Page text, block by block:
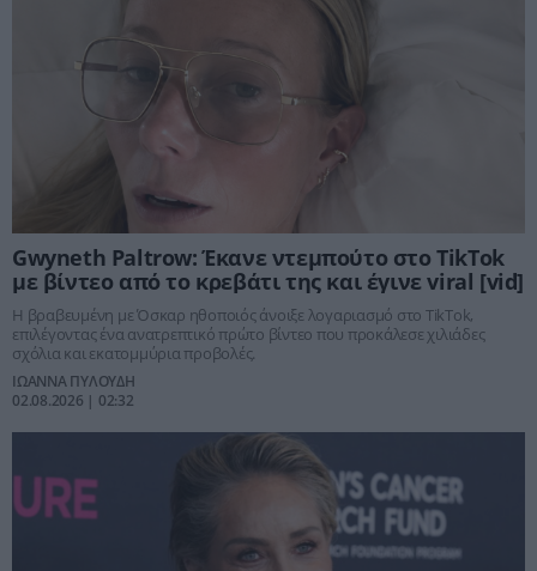
Gwyneth Paltrow: Έκανε ντεμπούτο στο TikTok
με βίντεο από το κρεβάτι της και έγινε viral [vid]
Η βραβευμένη με Όσκαρ ηθοποιός άνοιξε λογαριασμό στο TikTok,
επιλέγοντας ένα ανατρεπτικό πρώτο βίντεο που προκάλεσε χιλιάδες
σχόλια και εκατομμύρια προβολές.
ΙΩΑΝΝΑ ΠΥΛΟΥΔΗ
02.08.2026 | 02:32